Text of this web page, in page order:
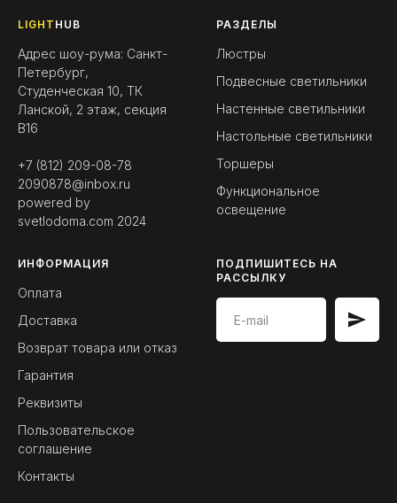
LIGHT HUB
Адрес шоу-рума: Санкт-
Петербург,
Студенческая 10, ТК
Ланской, 2 этаж, секция
B16
+7 (812) 209-08-78
2090878@inbox.ru
powered by
svetlodoma.com 2024
РАЗДЕЛЫ
Люстры
Подвесные светильники
Настенные светильники
Настольные светильники
Торшеры
Функциональное
освещение
ИНФОРМАЦИЯ
Оплата
Доставка
Возврат товара или отказ
Гарантия
Реквизиты
Пользовательское
соглашение
Контакты
ПОДПИШИТЕСЬ НА
РАССЫЛКУ